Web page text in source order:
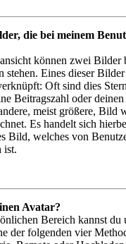
die bei meinem
können zwei Bilder
stehen. Eines dieser
Oft sind dies
Beitragszahl oder
meist größere, Bild
Es handelt sich
Bild, welches von
ist.
Avatar?
Bereich kannst du
der folgenden vier